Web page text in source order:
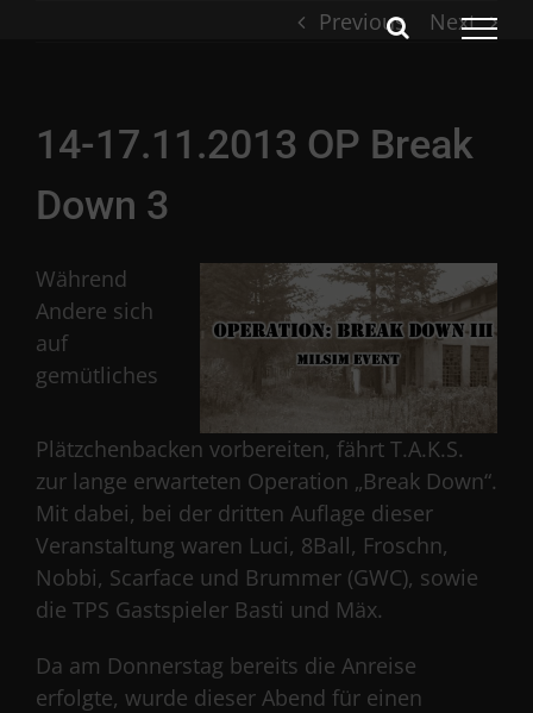
Previous Next
14-17.11.2013 OP Break
Down 3
Während
Andere sich
auf
gemütliches
Plätzchenbacken vorbereiten, fährt T.A.K.S.
zur lange erwarteten Operation „Break Down“.
Mit dabei, bei der dritten Auflage dieser
Veranstaltung waren Luci, 8Ball, Froschn,
Nobbi, Scarface und Brummer (GWC), sowie
die TPS Gastspieler Basti und Mäx.
Da am Donnerstag bereits die Anreise
erfolgte, wurde dieser Abend für einen